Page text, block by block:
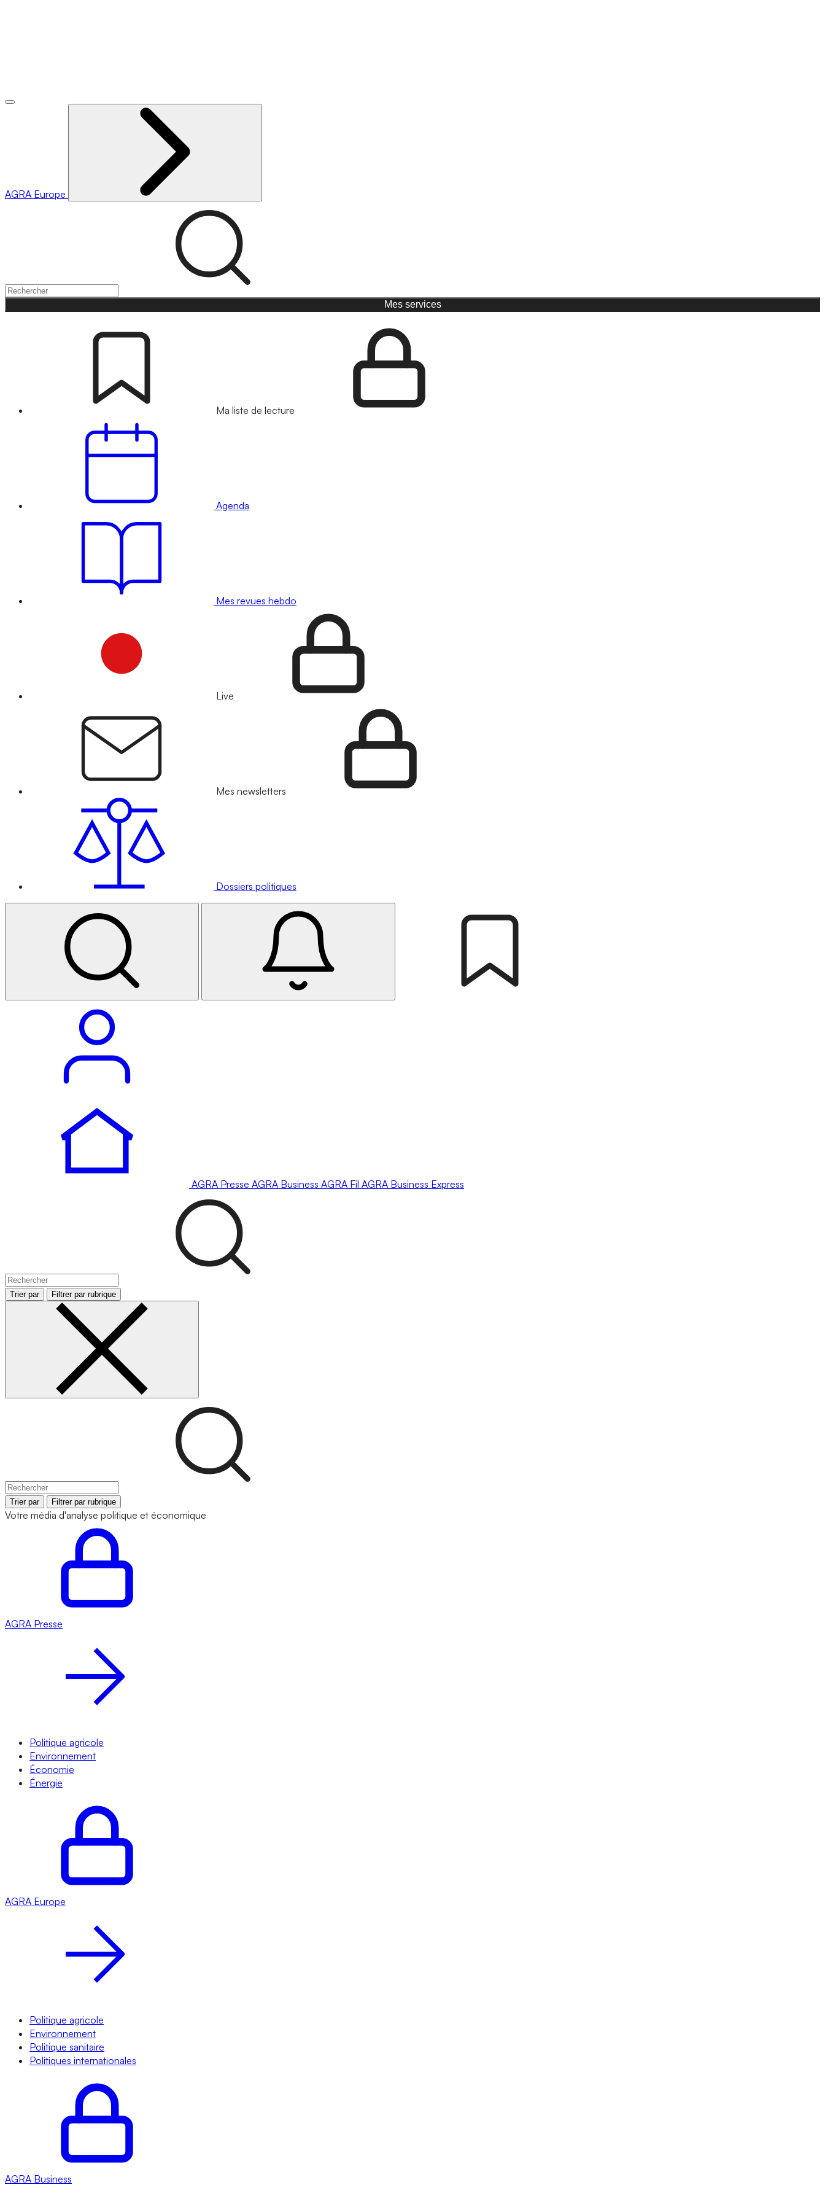
AGRA Europe
Mes services
Ma liste de lecture
Agenda
Mes revues hebdo
Live
Mes newsletters
Dossiers politiques
AGRA Presse AGRA Business AGRA Fil AGRA Business Express
Trier par Filtrer par rubrique
Trier par Filtrer par rubrique
Votre média d'analyse politique et économique
AGRA Presse
Politique agricole
Environnement
Économie
Énergie
AGRA Europe
Politique agricole
Environnement
Politique sanitaire
Politiques internationales
AGRA Business